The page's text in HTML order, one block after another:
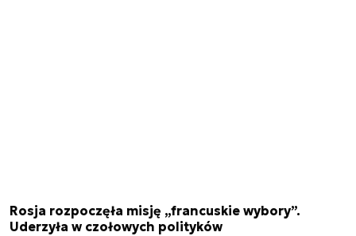
Rosja rozpoczęła misję „francuskie wybory”.
Uderzyła w czołowych polityków